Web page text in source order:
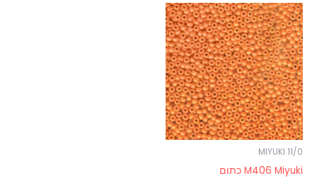
MIYUKI 11/0
M406 Miyuki כתום
טווח
מחירים:
עד
למוצר
זה
יש
מספר
סוגים.
ניתן
לבחור
את
בעמוד